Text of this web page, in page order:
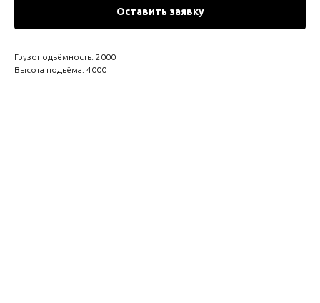
Оставить заявку
Грузоподьёмность: 2000
Высота подьёма: 4000